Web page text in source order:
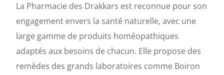
La Pharmacie des Drakkars est reconnue pour son
engagement envers la santé naturelle, avec une
large gamme de produits homéopathiques
adaptés aux besoins de chacun. Elle propose des
remèdes des grands laboratoires comme Boiron